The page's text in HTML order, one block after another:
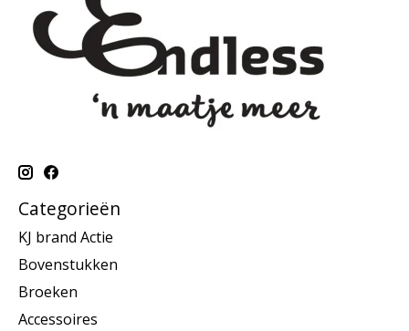
Categorieën
KJ brand Actie
Bovenstukken
Broeken
Accessoires